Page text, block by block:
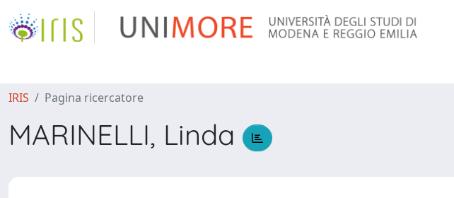
IRIS Pagina ricercatore
MARINELLI, Linda